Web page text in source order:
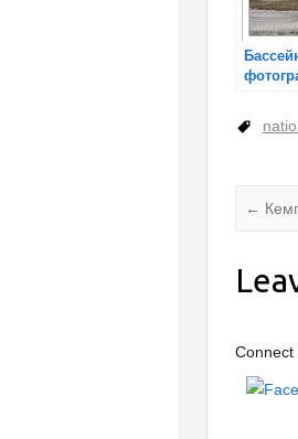
←
Connect